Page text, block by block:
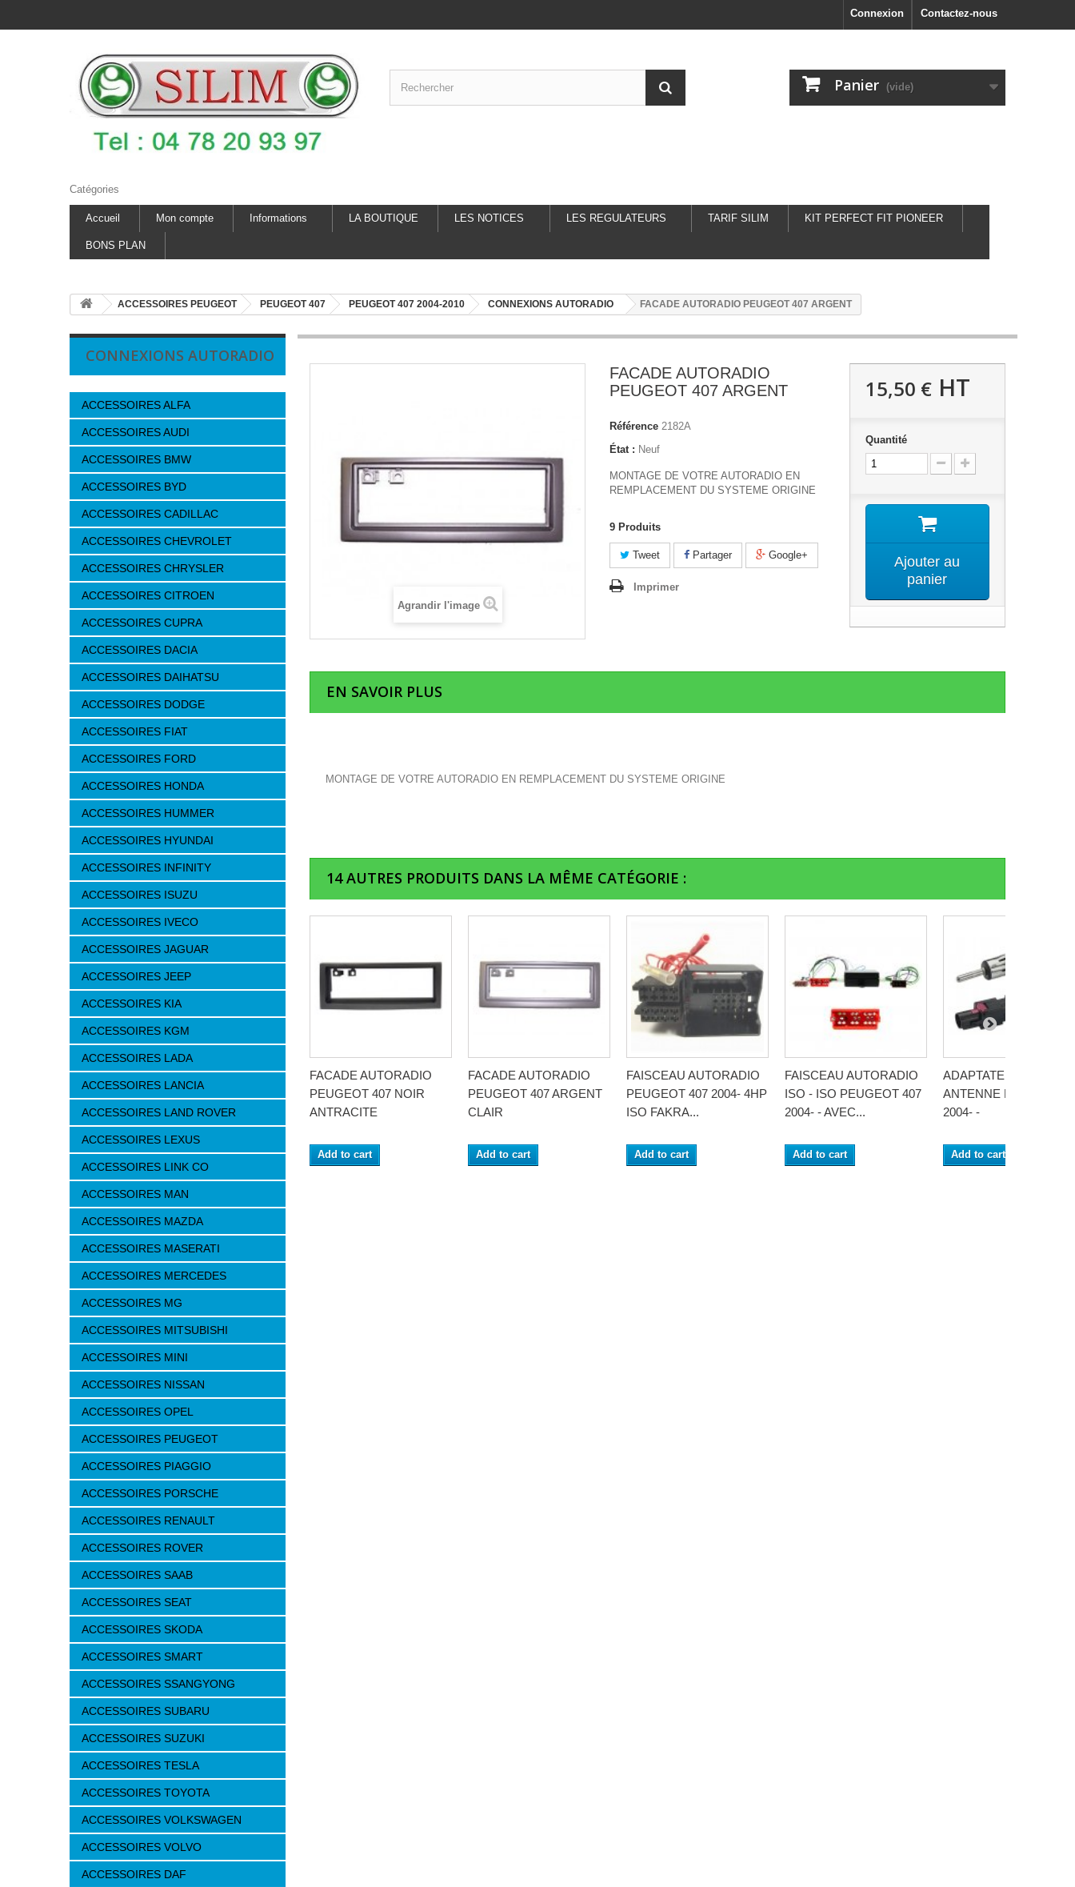
Contactez-nous
Connexion
Panier (vide)
Catégories
Accueil Mon compte Informations LA BOUTIQUE LES NOTICES LES REGULATEURS TARIF SILIM KIT PERFECT FIT PIONEER
BONS PLAN
ACCESSOIRES PEUGEOT PEUGEOT 407 PEUGEOT 407 2004-2010 CONNEXIONS AUTORADIO FACADE AUTORADIO PEUGEOT 407 ARGENT
CONNEXIONS AUTORADIO
ACCESSOIRES ALFA
ACCESSOIRES AUDI
ACCESSOIRES BMW
ACCESSOIRES BYD
ACCESSOIRES CADILLAC
ACCESSOIRES CHEVROLET
ACCESSOIRES CHRYSLER
ACCESSOIRES CITROEN
ACCESSOIRES CUPRA
ACCESSOIRES DACIA
ACCESSOIRES DAIHATSU
ACCESSOIRES DODGE
ACCESSOIRES FIAT
ACCESSOIRES FORD
ACCESSOIRES HONDA
ACCESSOIRES HUMMER
ACCESSOIRES HYUNDAI
ACCESSOIRES INFINITY
ACCESSOIRES ISUZU
ACCESSOIRES IVECO
ACCESSOIRES JAGUAR
ACCESSOIRES JEEP
ACCESSOIRES KIA
ACCESSOIRES KGM
ACCESSOIRES LADA
ACCESSOIRES LANCIA
ACCESSOIRES LAND ROVER
ACCESSOIRES LEXUS
ACCESSOIRES LINK CO
ACCESSOIRES MAN
ACCESSOIRES MAZDA
ACCESSOIRES MASERATI
ACCESSOIRES MERCEDES
ACCESSOIRES MG
ACCESSOIRES MITSUBISHI
ACCESSOIRES MINI
ACCESSOIRES NISSAN
ACCESSOIRES OPEL
ACCESSOIRES PEUGEOT
ACCESSOIRES PIAGGIO
ACCESSOIRES PORSCHE
ACCESSOIRES RENAULT
ACCESSOIRES ROVER
ACCESSOIRES SAAB
ACCESSOIRES SEAT
ACCESSOIRES SKODA
ACCESSOIRES SMART
ACCESSOIRES SSANGYONG
ACCESSOIRES SUBARU
ACCESSOIRES SUZUKI
ACCESSOIRES TESLA
ACCESSOIRES TOYOTA
ACCESSOIRES VOLKSWAGEN
ACCESSOIRES VOLVO
ACCESSOIRES DAF
Agrandir l'image
FACADE AUTORADIO
PEUGEOT 407 ARGENT
Référence 2182A
État : Neuf
MONTAGE DE VOTRE AUTORADIO EN
REMPLACEMENT DU SYSTEME ORIGINE
9 Produits
Tweet Partager Google+
Imprimer
15,50 €HT
Quantité
Ajouter au
panier
EN SAVOIR PLUS
MONTAGE DE VOTRE AUTORADIO EN REMPLACEMENT DU SYSTEME ORIGINE
14 AUTRES PRODUITS DANS LA MÊME CATÉGORIE :
FACADE AUTORADIO
PEUGEOT 407 NOIR
ANTRACITE
Add to cart
FACADE AUTORADIO
PEUGEOT 407 ARGENT
CLAIR
Add to cart
FAISCEAU AUTORADIO
PEUGEOT 407 2004- 4HP
ISO FAKRA...
Add to cart
FAISCEAU AUTORADIO
ISO - ISO PEUGEOT 407
2004- - AVEC...
Add to cart
ADAPTATEUR D
ANTENNE PEUGEOT
2004- -
Add to cart